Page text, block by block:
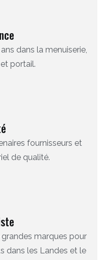
dans la menuiserie,
portail.
fournisseurs et
de qualité.
marques pour
dans les Landes et le